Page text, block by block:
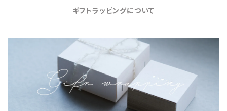
ギフトラッピングについて